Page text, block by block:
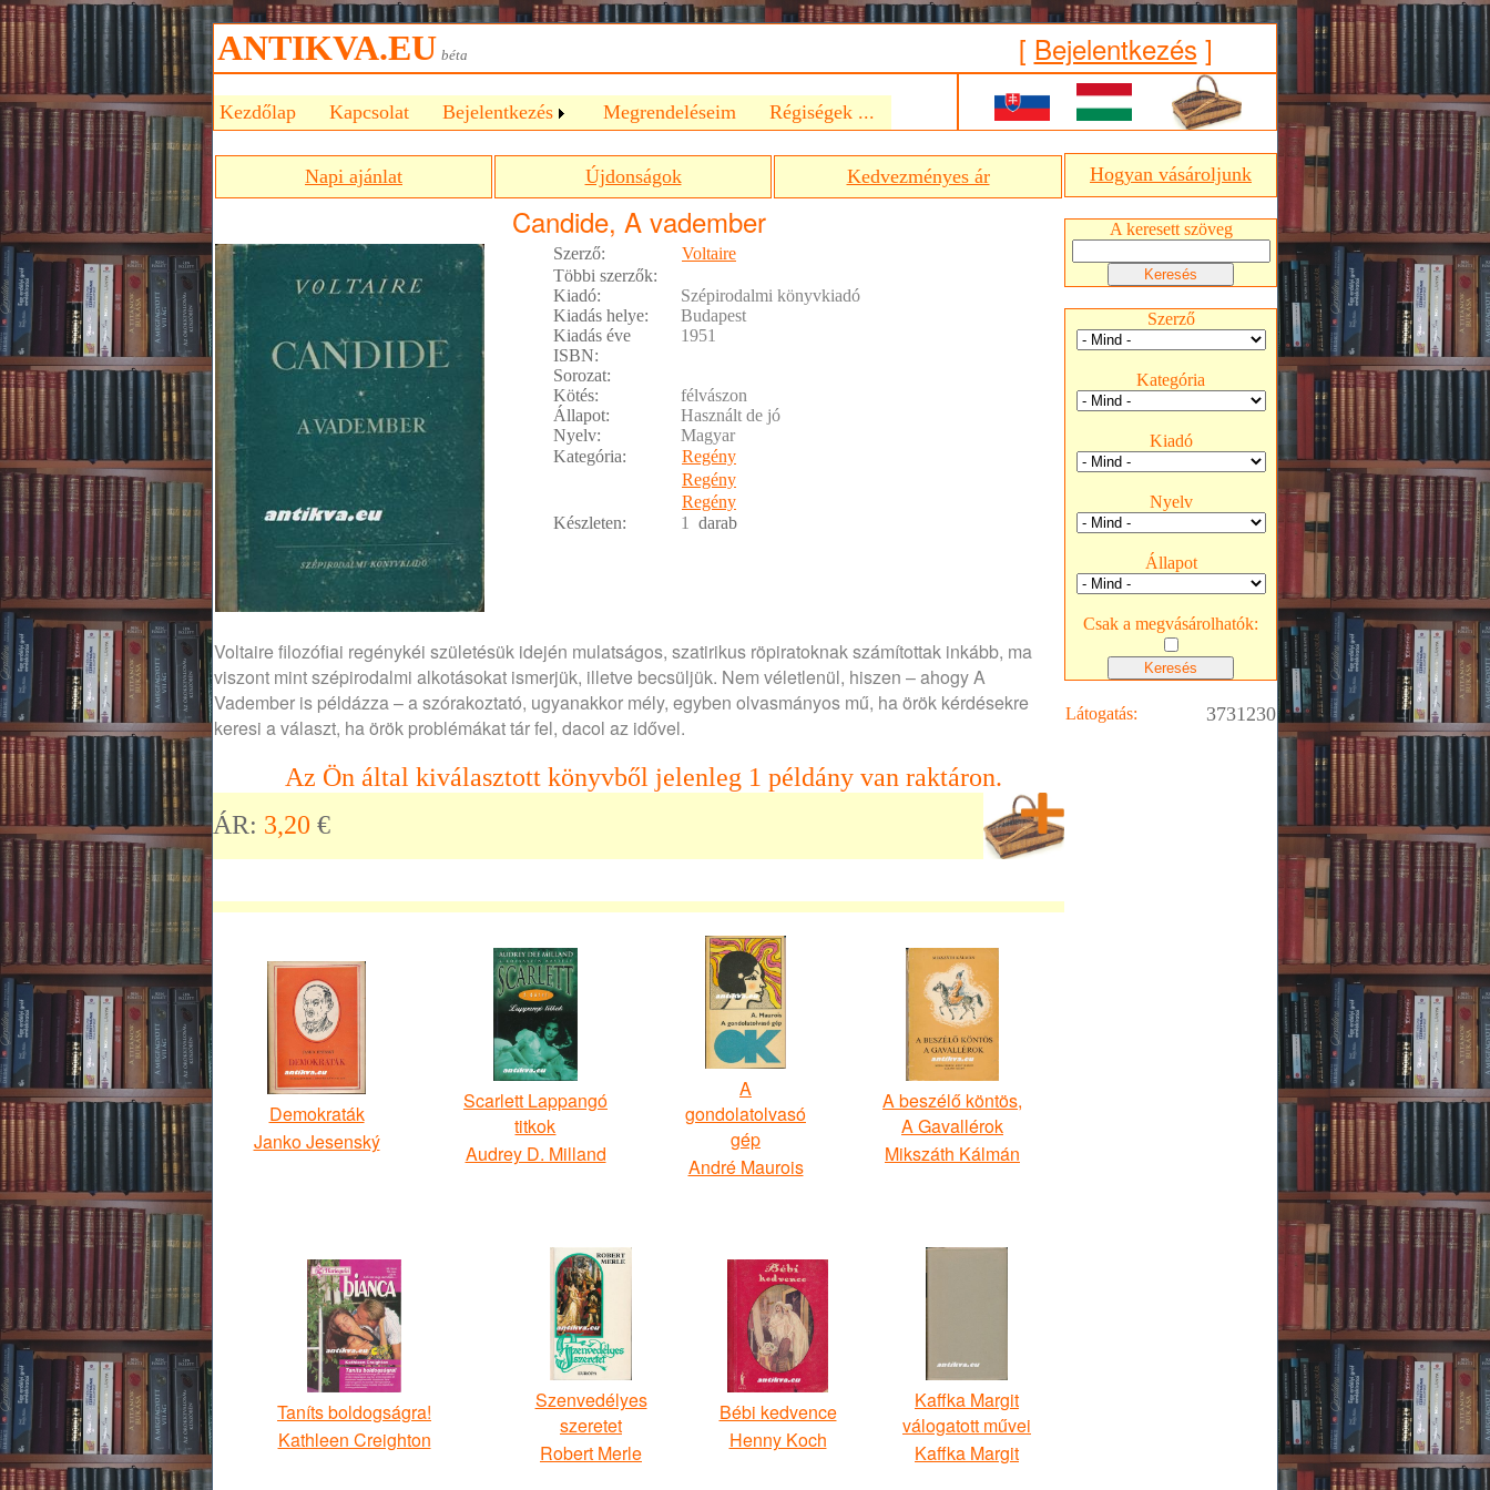
ANTIKVA.EU béta [ Bejelentkezés ]
Kezdőlap Kapcsolat Bejelentkezés Megrendeléseim Régiségek ...
Napi ajánlat Újdonságok Kedvezményes ár
Candide, A vadember
Szerző:
Voltaire
Többi szerzők:
Kiadó:
Szépirodalmi könyvkiadó
Kiadás helye:
Budapest
Kiadás éve
1951
ISBN:
Sorozat:
Kötés:
félvászon
Állapot:
Használt de jó
Nyelv:
Magyar
Kategória:
Regény
Regény
Regény
Készleten:
1 darab
Voltaire filozófiai regénykéi születésük idején mulatságos, szatirikus röpiratoknak számítottak inkább, ma
viszont mint szépirodalmi alkotásokat ismerjük, illetve becsüljük. Nem véletlenül, hiszen – ahogy A
Vadember is példázza – a szórakoztató, ugyanakkor mély, egyben olvasmányos mű, ha örök kérdésekre
keresi a választ, ha örök problémákat tár fel, dacol az idővel.
Az Ön által kiválasztott könyvből jelenleg 1 példány van raktáron.
ÁR: 3,20 €
Demokraták
Janko Jesenský
Scarlett Lappangó
titkok
Audrey D. Milland
A
gondolatolvasó
gép
André Maurois
A beszélő köntös,
A Gavallérok
Mikszáth Kálmán
Taníts boldogságra!
Kathleen Creighton
Szenvedélyes
szeretet
Robert Merle
Bébi kedvence
Henny Koch
Kaffka Margit
válogatott művei
Kaffka Margit
Hogyan vásároljunk
A keresett szöveg
Szerző
Kategória
Kiadó
Nyelv
Állapot
Csak a megvásárolhatók:
Látogatás: 3731230